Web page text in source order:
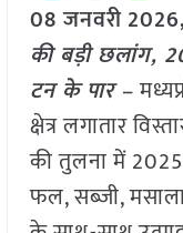
08 जनवरी
की बड़ी छलांग,
टन के पार –
क्षेत्र लगातार
की तुलना में
फल, सब्जी,